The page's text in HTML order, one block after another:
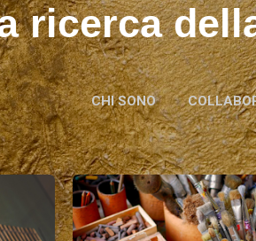
ricerca
CHI SONO